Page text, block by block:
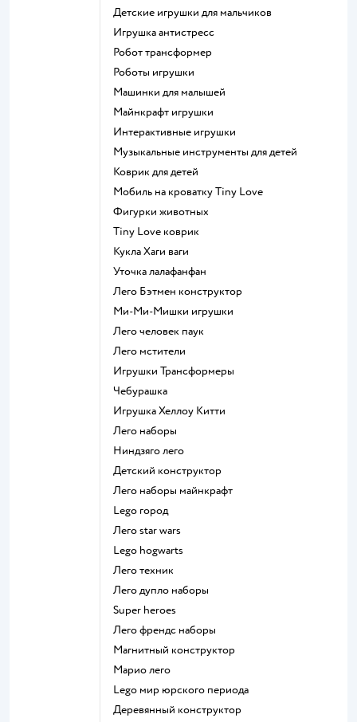
Детские игрушки для мальчиков
Игрушка антистресс
Робот трансформер
Роботы игрушки
Машинки для малышей
Майнкрафт игрушки
Интерактивные игрушки
Музыкальные инструменты для детей
Коврик для детей
Мобиль на кроватку Tiny Love
Фигурки животных
Tiny Love коврик
Кукла Хаги ваги
Уточка лалафанфан
Лего Бэтмен конструктор
Ми-Ми-Мишки игрушки
Лего человек паук
Лего мстители
Игрушки Трансформеры
Чебурашка
Игрушка Хеллоу Китти
Лего наборы
Ниндзяго лего
Детский конструктор
Лего наборы майнкрафт
Lego город
Лего star wars
Lego hogwarts
Лего техник
Лего дупло наборы
Super heroes
Лего френдс наборы
Магнитный конструктор
Марио лего
Lego мир юрского периода
Деревянный конструктор